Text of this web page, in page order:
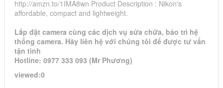
http://amzn.to/1IMA8wn Product Description : Nikon's
affordable, compact and lightweight.
Lắp đặt camera cùng các dịch vụ sửa chữa, bảo trì hệ
thống camera. Hãy liên hệ với chúng tôi để được tư vấn
tận tình
Hotline: 0977 333 093 (Mr Phương)
viewed:0